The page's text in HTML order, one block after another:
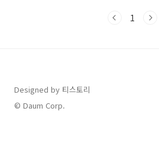
으점들이 있음에도 육로로 이동하려는 이유는
1
Designed by 티스토리
© Daum Corp.